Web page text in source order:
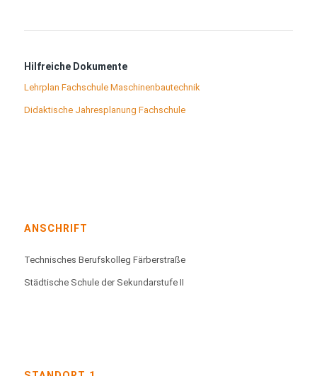
Hilfreiche Dokumente
Lehrplan Fachschule Maschinenbautechnik
Didaktische Jahresplanung Fachschule
ANSCHRIFT
Technisches Berufskolleg Färberstraße
Städtische Schule der Sekundarstufe II